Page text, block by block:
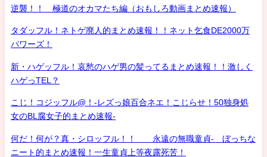
逆襲！！ 極道のオカマたち編（おもしろ動画まとめ速報）
タダッフル！ネトゲ廃人的まとめ速報！！ネット乞食DE2000万
パワーズ！
新・ハゲッフル！哀愁のハゲ男の髪ってるまとめ速報！！激しく
ハゲっTEL？
こじ！コジッフル@！-レズっ娘百合ネエ！こじらせ！50独身処
女のBL腐女子的まとめ速報-
何だ！何が？真・シロッフル！！ 永遠の無職童貞- ぼっちな
ニート的まとめ速報！一生童貞上等夜露死苦！